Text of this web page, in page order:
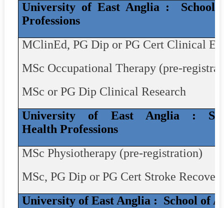
University of East Anglia :
School
Professions
MClinEd, PG Dip or PG Cert Clinical
MSc Occupational Therapy (pre-
MSc or PG Dip Clinical Research
University of East Anglia :
Health Professions
MSc Physiotherapy (pre-registration)
MSc, PG Dip or PG Cert Stroke
University of East Anglia : School of